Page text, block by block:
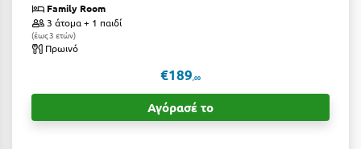
Κασσάνδρα
Καστοριά
Κέα - Τζιά
Family Room
3 άτομα + 1 παιδί
έως 3 ετών
Πρωινό
€189 ,00
Αγόρασέ το